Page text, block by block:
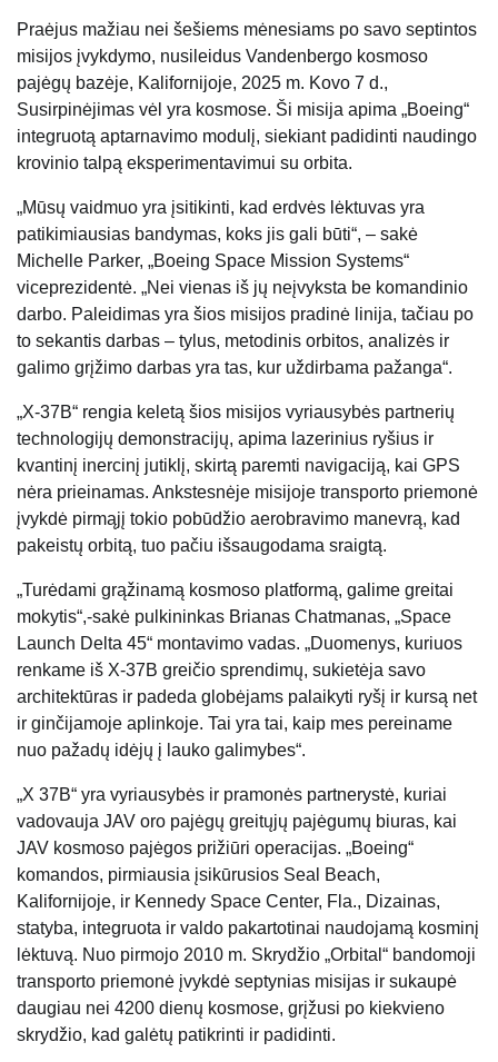
Praėjus mažiau nei šešiems mėnesiams po savo septintos
misijos įvykdymo, nusileidus Vandenbergo kosmoso
pajėgų bazėje, Kalifornijoje, 2025 m. Kovo 7 d.,
Susirpinėjimas vėl yra kosmose. Ši misija apima „Boeing“
integruotą aptarnavimo modulį, siekiant padidinti naudingo
krovinio talpą eksperimentavimui su orbita.
„Mūsų vaidmuo yra įsitikinti, kad erdvės lėktuvas yra
patikimiausias bandymas, koks jis gali būti“, – sakė
Michelle Parker, „Boeing Space Mission Systems“
viceprezidentė. „Nei vienas iš jų neįvyksta be komandinio
darbo. Paleidimas yra šios misijos pradinė linija, tačiau po
to sekantis darbas – tylus, metodinis orbitos, analizės ir
galimo grįžimo darbas yra tas, kur uždirbama pažanga“.
„X-37B“ rengia keletą šios misijos vyriausybės partnerių
technologijų demonstracijų, apima lazerinius ryšius ir
kvantinį inercinį jutiklį, skirtą paremti navigaciją, kai GPS
nėra prieinamas. Ankstesnėje misijoje transporto priemonė
įvykdė pirmąjį tokio pobūdžio aerobravimo manevrą, kad
pakeistų orbitą, tuo pačiu išsaugodama sraigtą.
„Turėdami grąžinamą kosmoso platformą, galime greitai
mokytis“,-sakė pulkininkas Brianas Chatmanas, „Space
Launch Delta 45“ montavimo vadas. „Duomenys, kuriuos
renkame iš X-37B greičio sprendimų, sukietėja savo
architektūras ir padeda globėjams palaikyti ryšį ir kursą net
ir ginčijamoje aplinkoje. Tai yra tai, kaip mes pereiname
nuo pažadų idėjų į lauko galimybes“.
„X 37B“ yra vyriausybės ir pramonės partnerystė, kuriai
vadovauja JAV oro pajėgų greitųjų pajėgumų biuras, kai
JAV kosmoso pajėgos prižiūri operacijas. „Boeing“
komandos, pirmiausia įsikūrusios Seal Beach,
Kalifornijoje, ir Kennedy Space Center, Fla., Dizainas,
statyba, integruota ir valdo pakartotinai naudojamą kosminį
lėktuvą. Nuo pirmojo 2010 m. Skrydžio „Orbital“ bandomoji
transporto priemonė įvykdė septynias misijas ir sukaupė
daugiau nei 4200 dienų kosmose, grįžusi po kiekvieno
skrydžio, kad galėtų patikrinti ir padidinti.